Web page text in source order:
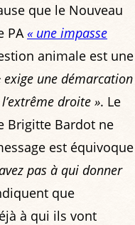
que le Nouveau
PA« une impasse
animale est une
exige une démarcation
droite ». Le
Brigitte Bardot ne
est équivoque
pas à qui donner
que
à qui ils vont